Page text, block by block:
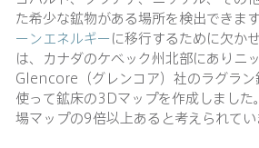
た希少な鉱物がある場所を検出できま
ーンエネルギーに移行するために欠か
は、カナダのケベック州北部にありニ
Glencore（グレンコア）社のラグラン
使って鉱床の3Dマップを作成しまし
場マップの9倍以上あると考えられてい